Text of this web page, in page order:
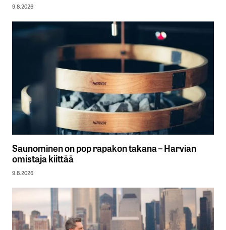
9.8.2026
Saunominen on pop rapakon takana – Harvian
omistaja kiittää
9.8.2026